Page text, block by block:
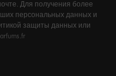
Для получения более
персональных данных и
защиты данных или